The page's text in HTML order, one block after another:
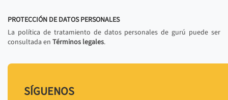
PROTECCIÓN DE DATOS PERSONALES
La política de tratamiento de datos personales de gurú puede ser
consultada en Términos legales.
SÍGUENOS